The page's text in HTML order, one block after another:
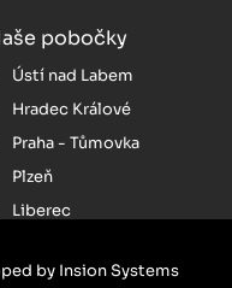
pobočky
Ústí nad Labem
Hradec Králové
Praha - Tůmovka
Plzeň
Liberec
by Insion Systems